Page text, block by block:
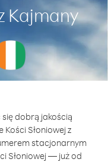
Kajmany
się dobrą jakością
Słoniowej z
stacjonarnym
Słoniowej — już od